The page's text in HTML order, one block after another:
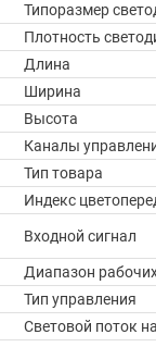
Типоразмер
Плотность
Длина
Ширина
Высота
Каналы
Тип товара
Индекс
Входной сигнал
Диапазон
Тип управления
Световой поток